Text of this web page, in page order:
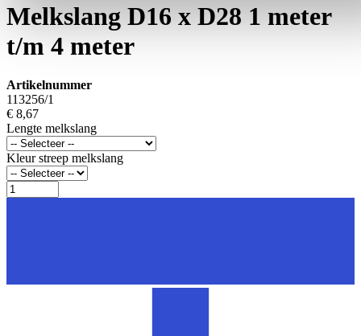
Melkslang D16 x D28 1 meter
t/m 4 meter
Artikelnummer
113256/1
€ 8,67
Lengte melkslang
Kleur streep melkslang